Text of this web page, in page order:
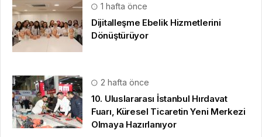
1 hafta önce
Dijitalleşme Ebelik Hizmetlerini
Dönüştürüyor
2 hafta önce
10. Uluslararası İstanbul Hırdavat
Fuarı, Küresel Ticaretin Yeni Merkezi
Olmaya Hazırlanıyor